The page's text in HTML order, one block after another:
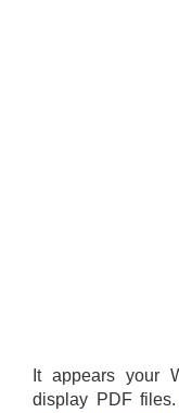
It appears your
display PDF files.